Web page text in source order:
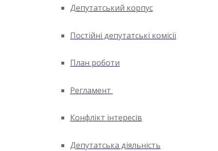
Депутатський корпус
Постійні депутатські комісії
План роботи
Регламент
Конфлікт інтересів
Депутатська діяльність